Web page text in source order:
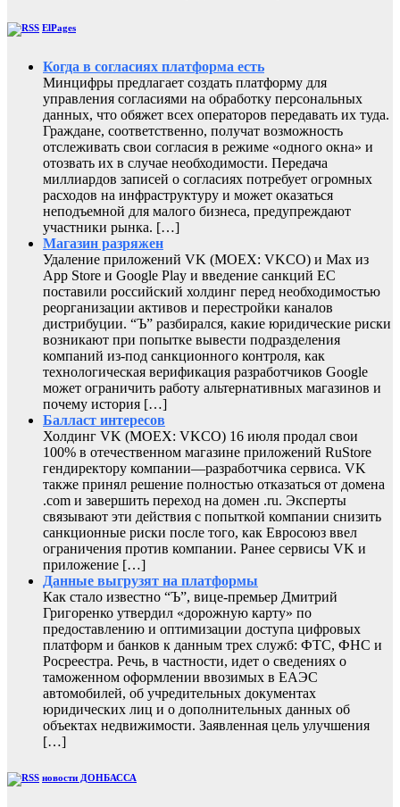
ElPages
Когда в согласиях платформа есть
Минцифры предлагает создать платформу для
управления согласиями на обработку персональных
данных, что обяжет всех операторов передавать их туда.
Граждане, соответственно, получат возможность
отслеживать свои согласия в режиме «одного окна» и
отозвать их в случае необходимости. Передача
миллиардов записей о согласиях потребует огромных
расходов на инфраструктуру и может оказаться
неподъемной для малого бизнеса, предупреждают
участники рынка. […]
Магазин разряжен
Удаление приложений VK (MOEX: VKCO) и Max из
App Store и Google Play и введение санкций ЕС
поставили российский холдинг перед необходимостью
реорганизации активов и перестройки каналов
дистрибуции. “Ъ” разбирался, какие юридические риски
возникают при попытке вывести подразделения
компаний из-под санкционного контроля, как
технологическая верификация разработчиков Google
может ограничить работу альтернативных магазинов и
почему история […]
Балласт интересов
Холдинг VK (MOEX: VKCO) 16 июля продал свои
100% в отечественном магазине приложений RuStore
гендиректору компании—разработчика сервиса. VK
также принял решение полностью отказаться от домена
.com и завершить переход на домен .ru. Эксперты
связывают эти действия с попыткой компании снизить
санкционные риски после того, как Евросоюз ввел
ограничения против компании. Ранее сервисы VK и
приложение […]
Данные выгрузят на платформы
Как стало известно “Ъ”, вице-премьер Дмитрий
Григоренко утвердил «дорожную карту» по
предоставлению и оптимизации доступа цифровых
платформ и банков к данным трех служб: ФТС, ФНС и
Росреестра. Речь, в частности, идет о сведениях о
таможенном оформлении ввозимых в ЕАЭС
автомобилей, об учредительных документах
юридических лиц и о дополнительных данных об
объектах недвижимости. Заявленная цель улучшения
[…]
новости ДОНБАССА